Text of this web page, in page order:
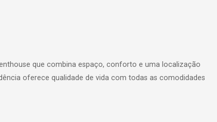
que combina espaço, conforto e uma localização
oferece qualidade de vida com todas as comodidades